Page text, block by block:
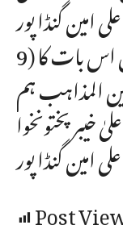
امین گنڈا پور
9) موجودہ ملکی و عالمی صورتحال اس بات کا
المذاہب ہم
خیبر پختونخوا
علی امین گنڈا پور
Post